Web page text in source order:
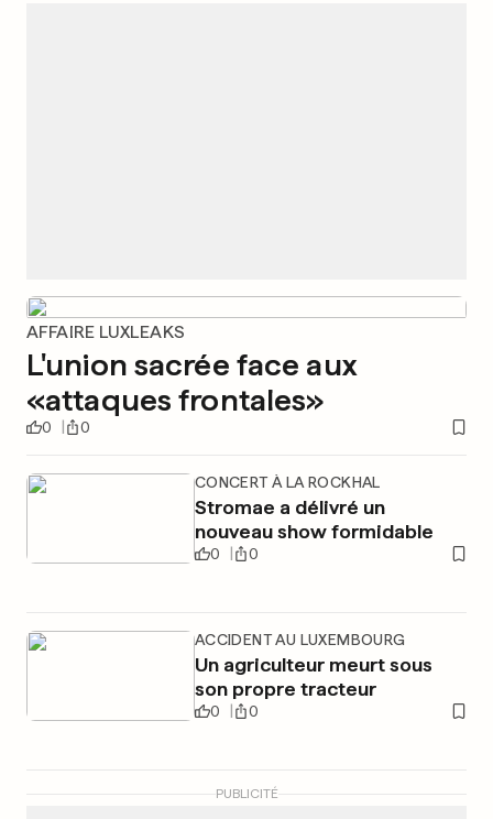
AFFAIRE LUXLEAKS
L'union sacrée face aux
«attaques frontales»
0 0
CONCERT À LA ROCKHAL
Stromae a délivré un
nouveau show formidable
0 0
ACCIDENT AU LUXEMBOURG
Un agriculteur meurt sous
son propre tracteur
0 0
PUBLICITÉ